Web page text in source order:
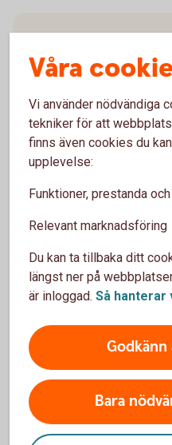
I internetbanken får du
aktuell information om
ditt företagskonto via
För att se detta
godkänna cookies
Inställningar för
Våra
Vi använder nödvändiga
tekniker för att
finns även cookies du
upplevelse:
Funktioner, prestanda
Relevant marknadsföring
Du kan ta tillbaka ditt
längst ner på
är inloggad. Så hanterar
Godkänn
Bara